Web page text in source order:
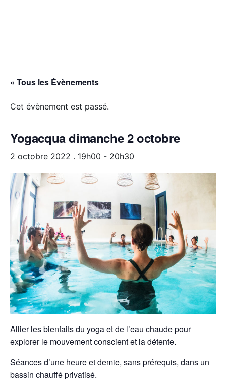
« Tous les Évènements
Cet évènement est passé.
Yogacqua dimanche 2 octobre
2 octobre 2022 . 19h00 - 20h30
Allier les bienfaits du yoga et de l’eau chaude pour
explorer le mouvement conscient et la détente.
Séances d’une heure et demie, sans prérequis, dans un
bassin chauffé privatisé.